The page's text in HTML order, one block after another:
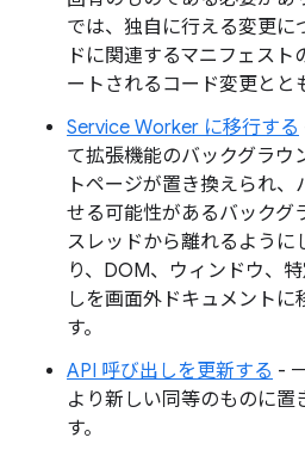
では、独自に行える変更に
ドに関連するマニフェス
ートされるコード変更とと
Service Worker に移行する
て拡張機能のバックグラウ
トページが置き換えられ
せる可能性があるバックグ
スレッドから離れるように
り、DOM、ウィンドウ、
しを画面外ドキュメントに
す。
API 呼び出しを更新する -
より新しい同等のものに置
す。